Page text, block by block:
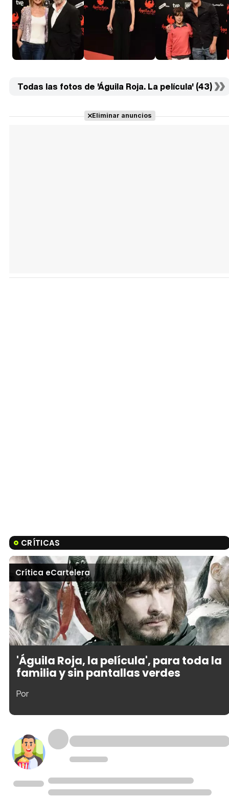
Todas las fotos de 'Águila Roja. La película' (43)
Eliminar anuncios
CRÍTICAS
Crítica eCartelera
'Águila Roja, la película', para toda la
familia y sin pantallas verdes
Por